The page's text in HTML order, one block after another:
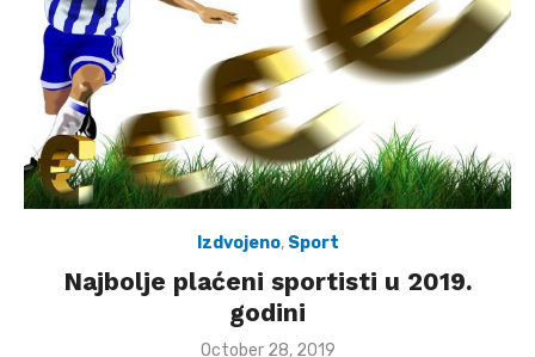
Izdvojeno, Sport
Najbolje plaćeni sportisti u 2019.
godini
Posted
October 28, 2019